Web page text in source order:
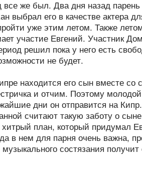
все же был. Два дня назад
выбрал его в качестве актера
уже этим летом. Также
участие Евгений. Участник
решил пока у него есть
не будет.
находится его сын вместе
и отчим. Поэтому
дни он отправится на
считают такую заботу о
план, который придумал
в нем для парня очень важна,
состязания